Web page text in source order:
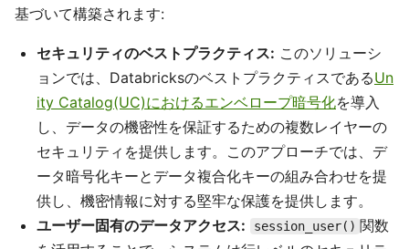
基づいて構築されます:
セキュリティのベストプラクティス: このソリューシ
ョンでは、DatabricksのベストプラクティスであるUn
ity Catalog(UC)におけるエンベロープ暗号化を導入
し、データの機密性を保証するための複数レイヤーの
セキュリティを提供します。このアプローチでは、デ
ータ暗号化キーとデータ複合化キーの組み合わせを提
供し、機密情報に対する堅牢な保護を提供します。
ユーザー固有のデータアクセス:
session_user() 関数